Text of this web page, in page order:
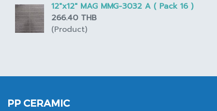
12"x12" MAG MMG-3032 A ( Pack 16 )
266.40 THB
(Product)
PP CERAMIC